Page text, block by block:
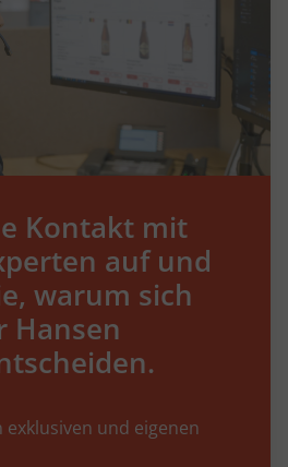
Kontakt mit
auf und
warum sich
Hansen
exklusiven und eigenen